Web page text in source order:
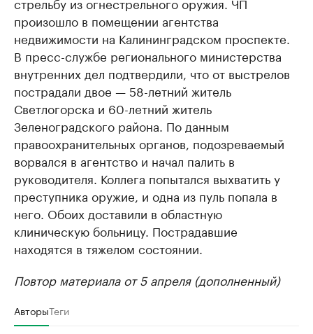
произошло в помещении агентства
недвижимости на Калининградском проспекте.
В пресс-службе регионального министерства
внутренних дел подтвердили, что от выстрелов
пострадали двое — 58-летний житель
Светлогорска и 60-летний житель
Зеленоградского района. По данным
правоохранительных органов, подозреваемый
ворвался в агентство и начал палить в
руководителя. Коллега попытался выхватить у
преступника оружие, и одна из пуль попала в
него. Обоих доставили в областную
клиническую больницу. Пострадавшие
находятся в тяжелом состоянии.
Повтор материала от 5 апреля (дополненный)
АвторыТеги